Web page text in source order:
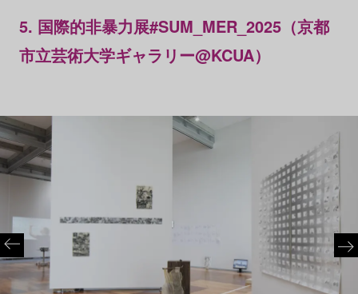
5. 国際的非暴力展#SUM_MER_2025（京都
市立芸術大学ギャラリー@KCUA）